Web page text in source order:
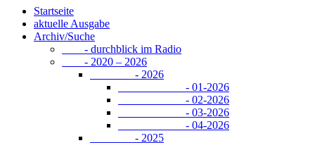
Startseite
aktuelle Ausgabe
Archiv/Suche
- durchblick im Radio
- 2020 – 2026
- 2026
- 01-2026
- 02-2026
- 03-2026
- 04-2026
- 2025